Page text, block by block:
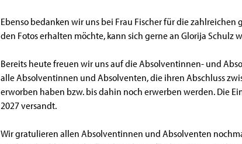
Ebenso bedanken wir uns bei Frau Fischer für die zahlreichen
den Fotos erhalten möchte, kann sich gerne an Glorija Schulz
Bereits heute freuen wir uns auf die Absolventinnen- und
alle Absolventinnen und Absolventen, die ihren Abschluss
erworben haben bzw. bis dahin noch erwerben werden. Die
2027 versandt.
Wir gratulieren allen Absolventinnen und Absolventen